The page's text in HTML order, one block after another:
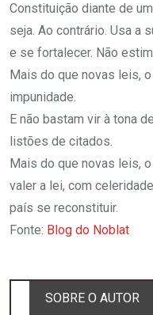
Constituição diante de
seja. Ao contrário. Usa a
e se fortalecer. Não
Mais do que novas leis,
impunidade.
E não bastam vir à tona
listões de citados.
Mais do que novas leis,
valer a lei, com
país se reconstituir.
Fonte: Blog do Noblat
SOBRE O AUTOR